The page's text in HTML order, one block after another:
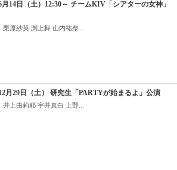
月14日（土）12:30～ チームKIV「シアターの女神」
栗原紗英 渕上舞 山内祐奈...
月29日（土） 研究生「PARTYが始まるよ」公演
井上由莉耶 宇井真白 上野...